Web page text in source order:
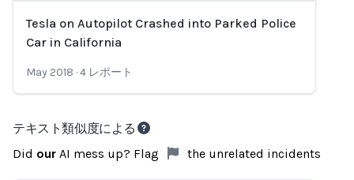
Loading...
Tesla on Autopilot Crashed into Parked Police
Car in California
May 2018 ·4 レポート
テキスト類似度による
Did our AI mess up? Flag the unrelated incidents